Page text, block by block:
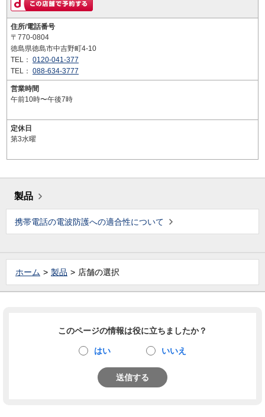
住所/電話番号
〒770-0804
徳島県徳島市中吉野町4-10
TEL： 0120-041-377
TEL： 088-634-3777
営業時間
午前10時〜午後7時
定休日
第3水曜
製品
携帯電話の電波防護への適合性について
ホーム 製品 店舗の選択
このページの情報は役に立ちましたか？
はい いいえ
送信する